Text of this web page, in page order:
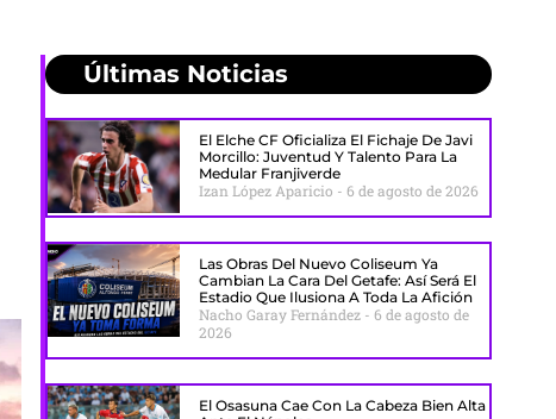
Últimas Noticias
El Elche CF Oficializa El Fichaje De Javi
Morcillo: Juventud Y Talento Para La
Medular Franjiverde
Izan López Aparicio 6 de agosto de 2026
Las Obras Del Nuevo Coliseum Ya
Cambian La Cara Del Getafe: Así Será El
Estadio Que Ilusiona A Toda La Afición
Nacho Garay Fernández
6 de agosto de
2026
El Osasuna Cae Con La Cabeza Bien Alta